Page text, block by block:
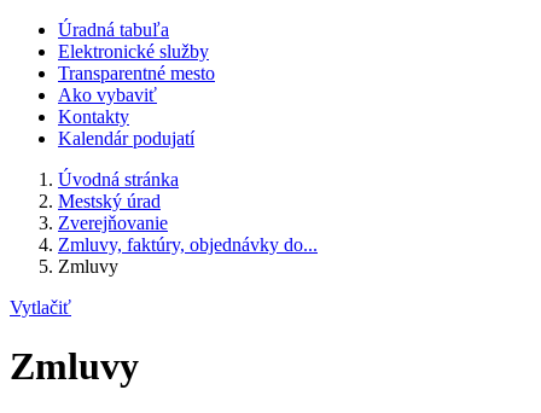
Úradná tabuľa
Elektronické služby
Transparentné mesto
Ako vybaviť
Kontakty
Kalendár podujatí
Úvodná stránka
Mestský úrad
Zverejňovanie
Zmluvy, faktúry, objednávky do...
Zmluvy
Vytlačiť
Zmluvy